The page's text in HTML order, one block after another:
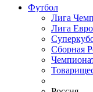
Футбол
Лига
Лига
Сборная